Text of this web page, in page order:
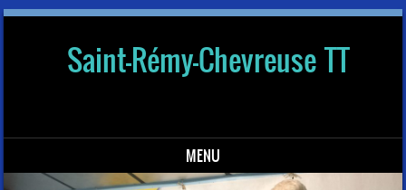
Saint-Rémy-Chevreuse TT
MENU
Skip to content